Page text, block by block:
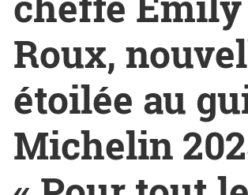
Roux,
étoilée au
Michelin